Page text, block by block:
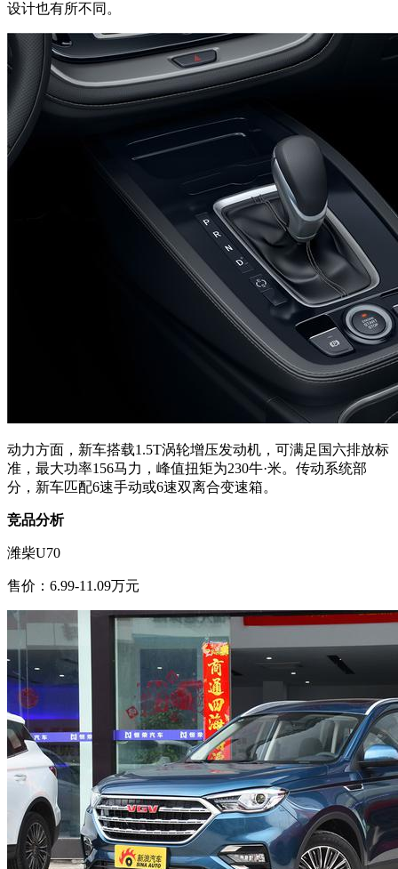
设计也有所不同。
动力方面，新车搭载1.5T涡轮增压发动机，可满足国六排放标
准，最大功率156马力，峰值扭矩为230牛·米。传动系统部
分，新车匹配6速手动或6速双离合变速箱。
竞品分析
潍柴U70
售价：6.99-11.09万元